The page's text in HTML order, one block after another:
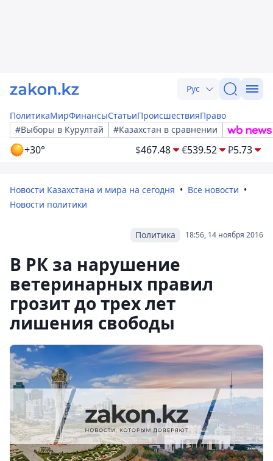
Рус
ПолитикаМирФинансыСтатьиПроисшествияПраво
#Выборы в Курултай
#Казахстан в сравнении
+30° $467.48 €539.52 ₽5.73
Новости Казахстана и мира на сегодня
Все новости
Новости политики
18:56, 14 ноября 2016
Политика
В РК за нарушение
ветеринарных правил
грозит до трех лет
лишения свободы